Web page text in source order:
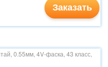
Заказать
0.55мм, 4V-фаска, 43 класс,